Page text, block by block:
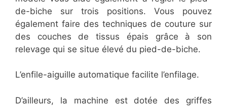
de-biche sur trois positions. Vous pouvez
également faire des techniques de couture sur
des couches de tissus épais grâce à son
relevage qui se situe élevé du pied-de-biche.
L’enfile-aiguille automatique facilite l’enfilage.
D’ailleurs, la machine est dotée des griffes